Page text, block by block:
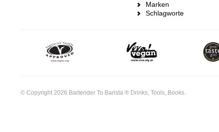
Marken
Schlagworte
© Copyright 2026 Bartender To Barista ® Drinks, Tools, Books.